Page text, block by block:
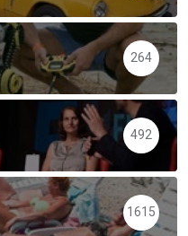
264
492
1615